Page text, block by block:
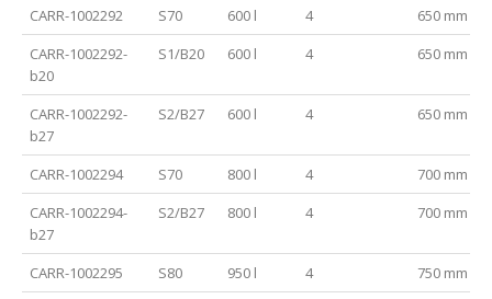
CARR-1002292 S70 600 l 4
650 mm
CARR-1002292-
b20
S1/B20 600 l 4 650 mm
CARR-1002292-
b27
S2/B27 600 l 4 650 mm
CARR-1002294 S70 800 l 4
700 mm
CARR-1002294-
b27
S2/B27 800 l 4 700 mm
CARR-1002295 S80 950 l 4
750 mm